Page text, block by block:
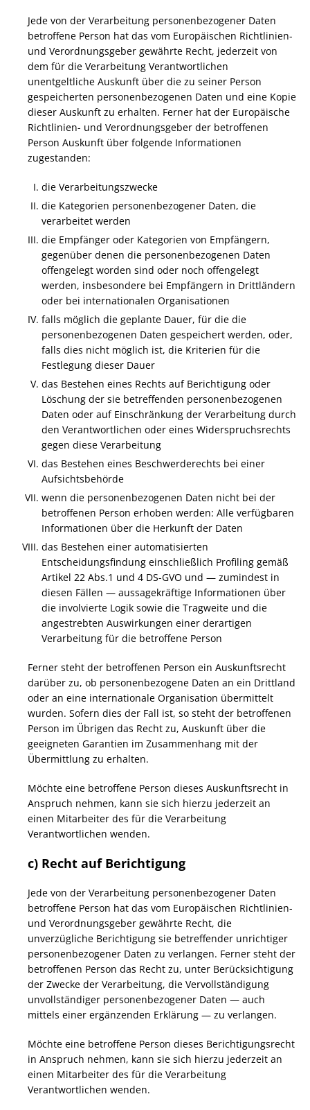
Jede von der Verarbeitung personenbezogener Daten
betroffene Person hat das vom Europäischen Richtlinien-
und Verordnungsgeber gewährte Recht, jederzeit von
dem für die Verarbeitung Verantwortlichen
unentgeltliche Auskunft über die zu seiner Person
gespeicherten personenbezogenen Daten und eine Kopie
dieser Auskunft zu erhalten. Ferner hat der Europäische
Richtlinien- und Verordnungsgeber der betroffenen
Person Auskunft über folgende Informationen
zugestanden:
die Verarbeitungszwecke
die Kategorien personenbezogener Daten, die
verarbeitet werden
die Empfänger oder Kategorien von Empfängern,
gegenüber denen die personenbezogenen Daten
offengelegt worden sind oder noch offengelegt
werden, insbesondere bei Empfängern in Drittländern
oder bei internationalen Organisationen
falls möglich die geplante Dauer, für die die
personenbezogenen Daten gespeichert werden, oder,
falls dies nicht möglich ist, die Kriterien für die
Festlegung dieser Dauer
das Bestehen eines Rechts auf Berichtigung oder
Löschung der sie betreffenden personenbezogenen
Daten oder auf Einschränkung der Verarbeitung durch
den Verantwortlichen oder eines Widerspruchsrechts
gegen diese Verarbeitung
das Bestehen eines Beschwerderechts bei einer
Aufsichtsbehörde
wenn die personenbezogenen Daten nicht bei der
betroffenen Person erhoben werden: Alle verfügbaren
Informationen über die Herkunft der Daten
das Bestehen einer automatisierten
Entscheidungsfindung einschließlich Profiling gemäß
Artikel 22 Abs.1 und 4 DS-GVO und — zumindest in
diesen Fällen — aussagekräftige Informationen über
die involvierte Logik sowie die Tragweite und die
angestrebten Auswirkungen einer derartigen
Verarbeitung für die betroffene Person
Ferner steht der betroffenen Person ein Auskunftsrecht
darüber zu, ob personenbezogene Daten an ein Drittland
oder an eine internationale Organisation übermittelt
wurden. Sofern dies der Fall ist, so steht der betroffenen
Person im Übrigen das Recht zu, Auskunft über die
geeigneten Garantien im Zusammenhang mit der
Übermittlung zu erhalten.
Möchte eine betroffene Person dieses Auskunftsrecht in
Anspruch nehmen, kann sie sich hierzu jederzeit an
einen Mitarbeiter des für die Verarbeitung
Verantwortlichen wenden.
c) Recht auf Berichtigung
Jede von der Verarbeitung personenbezogener Daten
betroffene Person hat das vom Europäischen Richtlinien-
und Verordnungsgeber gewährte Recht, die
unverzügliche Berichtigung sie betreffender unrichtiger
personenbezogener Daten zu verlangen. Ferner steht der
betroffenen Person das Recht zu, unter Berücksichtigung
der Zwecke der Verarbeitung, die Vervollständigung
unvollständiger personenbezogener Daten — auch
mittels einer ergänzenden Erklärung — zu verlangen.
Möchte eine betroffene Person dieses Berichtigungsrecht
in Anspruch nehmen, kann sie sich hierzu jederzeit an
einen Mitarbeiter des für die Verarbeitung
Verantwortlichen wenden.